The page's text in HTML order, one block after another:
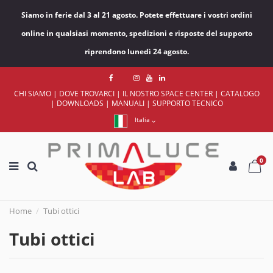
Siamo in ferie dal 3 al 21 agosto. Potete effettuare i vostri ordini
online in qualsiasi momento, spedizioni e risposte del supporto
riprendono lunedì 24 agosto.
CHI SIAMO| DOVE TROVARCI| IL NOSTRO SPACE CENTER| CATALOGO
| DOWNLOADS | MANUALI| SUPPORTO TECNICO
Italia
0
Home Tubi ottici
Tubi ottici